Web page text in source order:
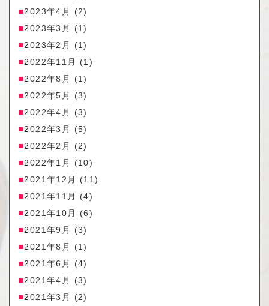
2023年4月
(2)
2023年3月
(1)
2023年2月
(1)
2022年11月
(1)
2022年8月
(1)
2022年5月
(3)
2022年4月
(3)
2022年3月
(5)
2022年2月
(2)
2022年1月
(10)
2021年12月
(11)
2021年11月
(4)
2021年10月
(6)
2021年9月
(3)
2021年8月
(1)
2021年6月
(4)
2021年4月
(3)
2021年3月
(2)